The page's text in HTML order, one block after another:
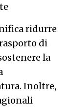
ridurre
di
la
Inoltre,